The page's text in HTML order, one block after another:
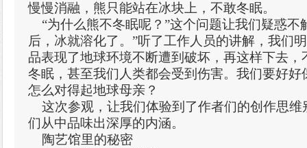
慢慢消融，熊只能站在冰块上，不敢冬眠。
“为什么熊不冬眠呢？”这个问题让我们疑惑不
后，冰就溶化了。”听了工作人员的讲解，我们
品表现了地球环境不断遭到破坏，再这样下去，
冬眠，甚至我们人类都会受到伤害。我们要好好
怎么对得起地球母亲？
这次参观，让我们体验到了作者们的创作思维
们从中品味出深厚的内涵。
陶艺馆里的秘密